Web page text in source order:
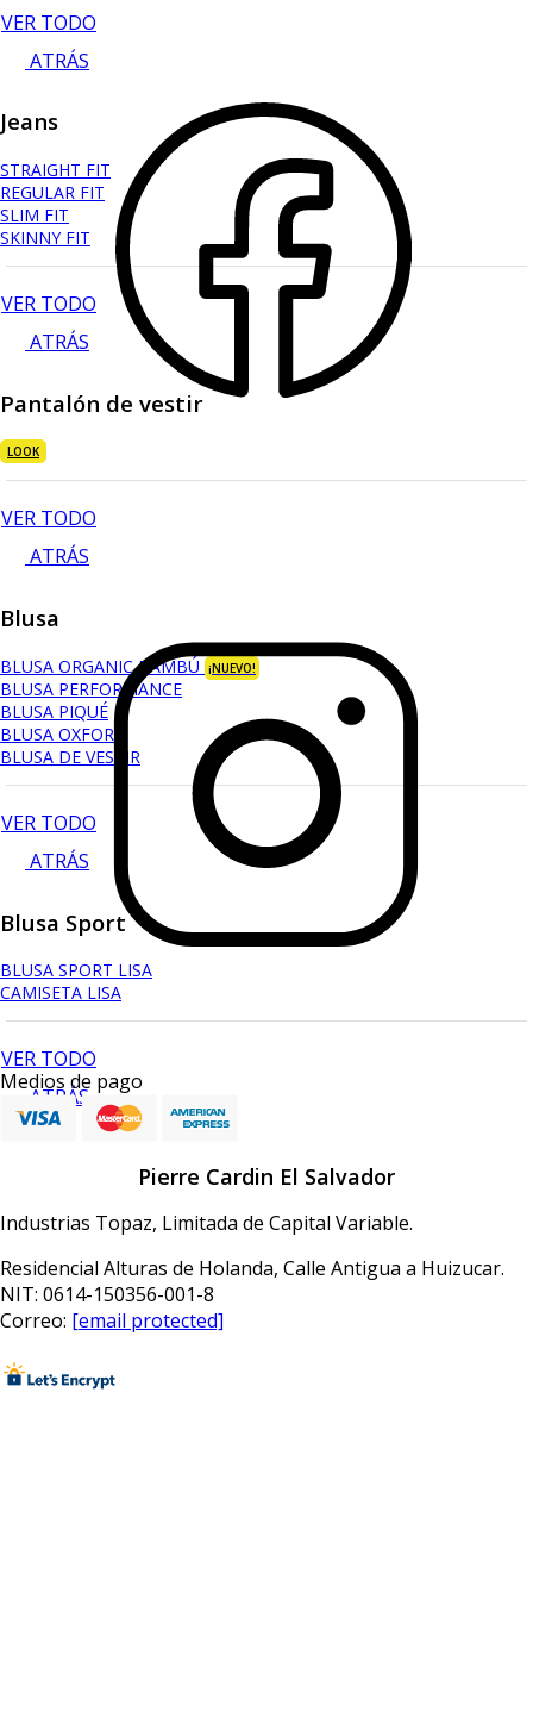
VER TODO
ATRÁS
Jeans
STRAIGHT FIT
REGULAR FIT
SLIM FIT
SKINNY FIT
VER TODO
ATRÁS
Pantalón de vestir
LOOK
VER TODO
ATRÁS
Blusa
BLUSA ORGANIC BAMBÚ ¡NUEVO!
BLUSA PERFORMANCE
BLUSA PIQUÉ
BLUSA OXFORD
BLUSA DE VESTIR
VER TODO
ATRÁS
Blusa Sport
BLUSA SPORT LISA
CAMISETA LISA
VER TODO
ATRÁS
Medios de pago
Pierre Cardin El Salvador
Industrias Topaz, Limitada de Capital Variable.
Residencial Alturas de Holanda, Calle Antigua a Huizucar.
NIT: 0614-150356-001-8
Correo: [email protected]